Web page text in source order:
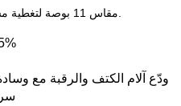
ودّع آلام الكتف والرقبة مع